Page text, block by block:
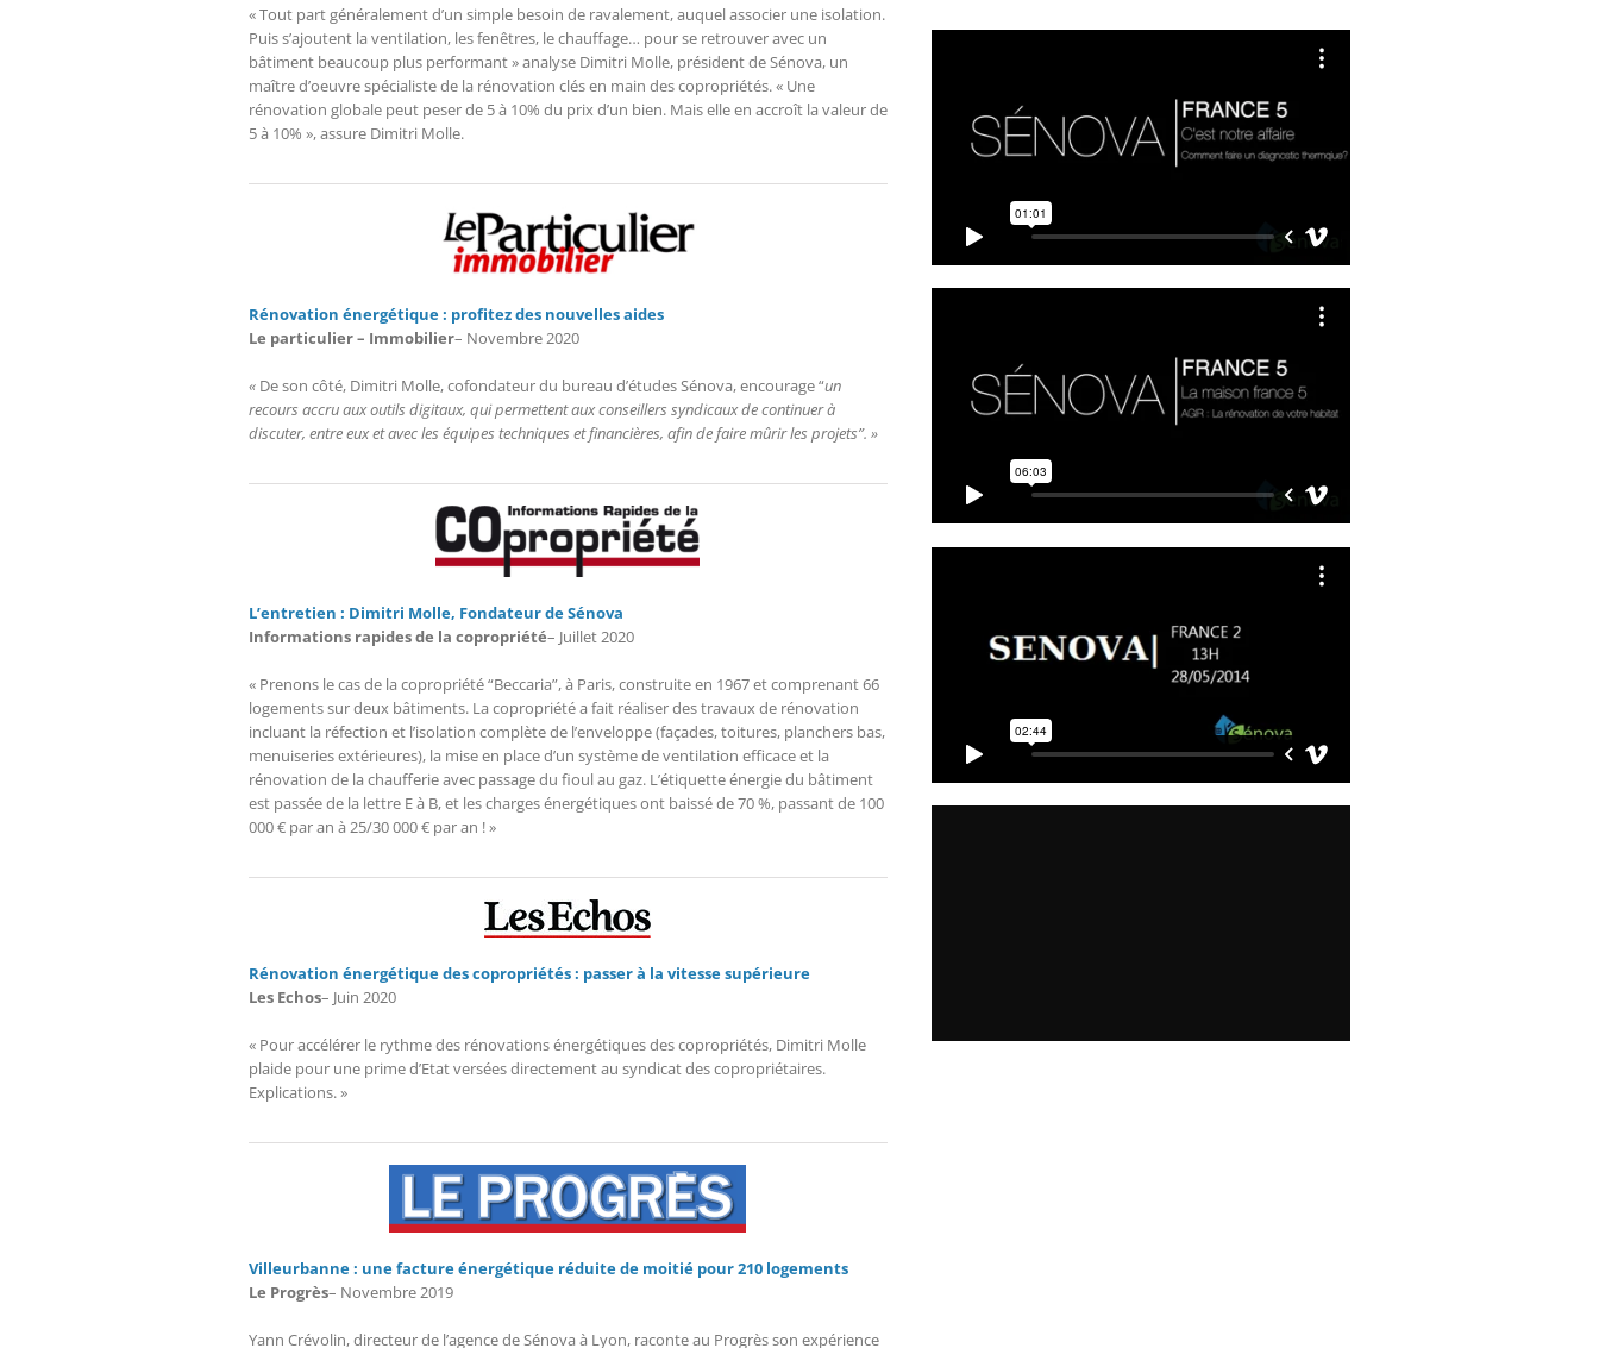
« Tout part généralement d’un simple besoin de ravalement, auquel associer une isolation.
Puis s’ajoutent la ventilation, les fenêtres, le chauffage… pour se retrouver avec un
bâtiment beaucoup plus performant » analyse Dimitri Molle, président de Sénova, un
maître d’oeuvre spécialiste de la rénovation clés en main des copropriétés. « Une
rénovation globale peut peser de 5 à 10% du prix d’un bien. Mais elle en accroît la valeur de
5 à 10% », assure Dimitri Molle.
Rénovation énergétique : profitez des nouvelles aides
Le particulier – Immobilier– Novembre 2020
« De son côté, Dimitri Molle, cofondateur du bureau d’études Sénova, encourage “un
recours accru aux outils digitaux, qui permettent aux conseillers syndicaux de continuer à
discuter, entre eux et avec les équipes techniques et financières, afin de faire mûrir les projets”. »
L’entretien : Dimitri Molle, Fondateur de Sénova
Informations rapides de la copropriété– Juillet 2020
« Prenons le cas de la copropriété “Beccaria”, à Paris, construite en 1967 et comprenant 66
logements sur deux bâtiments. La copropriété a fait réaliser des travaux de rénovation
incluant la réfection et l’isolation complète de l’enveloppe (façades, toitures, planchers bas,
menuiseries extérieures), la mise en place d’un système de ventilation efficace et la
rénovation de la chaufferie avec passage du fioul au gaz. L’étiquette énergie du bâtiment
est passée de la lettre E à B, et les charges énergétiques ont baissé de 70 %, passant de 100
000 € par an à 25/30 000 € par an ! »
Rénovation énergétique des copropriétés : passer à la vitesse supérieure
Les Echos– Juin 2020
« Pour accélérer le rythme des rénovations énergétiques des copropriétés, Dimitri Molle
plaide pour une prime d’Etat versées directement au syndicat des copropriétaires.
Explications. »
Villeurbanne : une facture énergétique réduite de moitié pour 210 logements
Le Progrès– Novembre 2019
Yann Crévolin, directeur de l’agence de Sénova à Lyon, raconte au Progrès son expérience